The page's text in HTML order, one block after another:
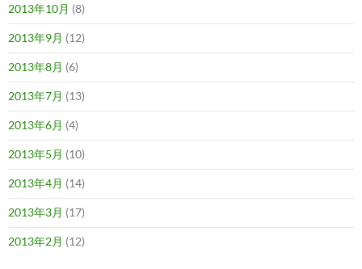
2013年10月 (8)
2013年9月 (12)
2013年8月 (6)
2013年7月 (13)
2013年6月 (4)
2013年5月 (10)
2013年4月 (14)
2013年3月 (17)
2013年2月 (12)